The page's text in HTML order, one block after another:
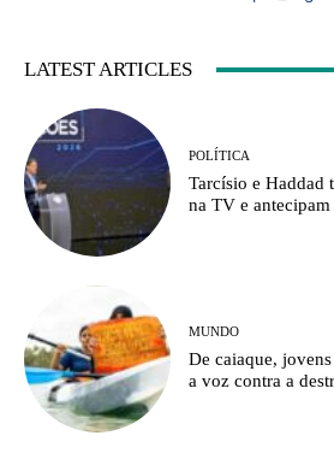
LATEST ARTICLES
POLÍTICA
Tarcísio e Haddad
na TV e
MUNDO
De caiaque,
a voz contra a